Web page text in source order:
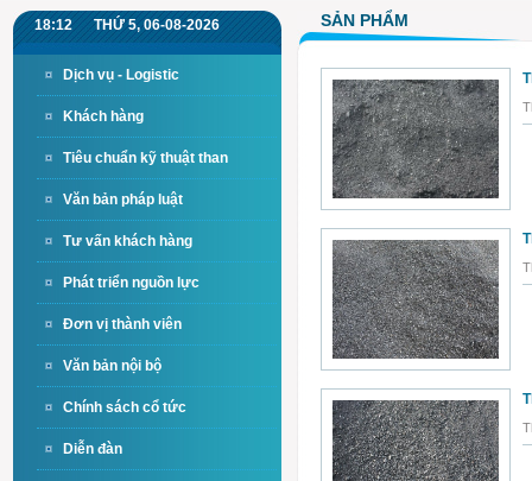
18:12 THỨ 5, 06-08-2026
Dịch vụ - Logistic
Khách hàng
Tiêu chuẩn kỹ thuật than
Văn bản pháp luật
Tư vấn khách hàng
Phát triển nguồn lực
Đơn vị thành viên
Văn bản nội bộ
Chính sách cổ tức
Diễn đàn
SẢN PHẨM